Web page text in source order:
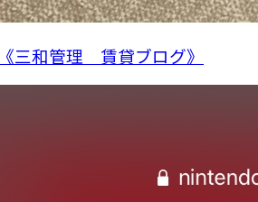
三和管理 賃貸ブログ》